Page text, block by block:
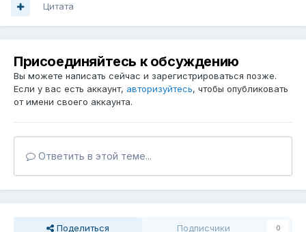
Цитата
Присоединяйтесь к обсуждению
Вы можете написать сейчас и зарегистрироваться позже.
Если у вас есть аккаунт, авторизуйтесь, чтобы опубликовать
от имени своего аккаунта.
Ответить в этой теме...
Поделиться Подписчики 0